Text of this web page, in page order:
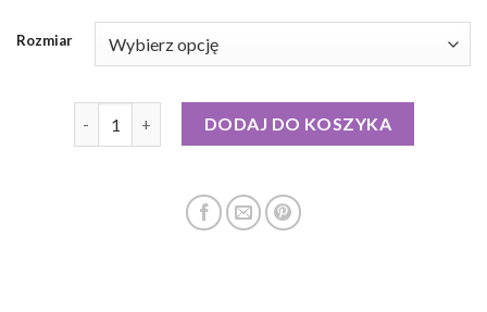
Rozmiar
ilość kurtka damska zimowa puchowa
DODAJ DO KOSZYKA